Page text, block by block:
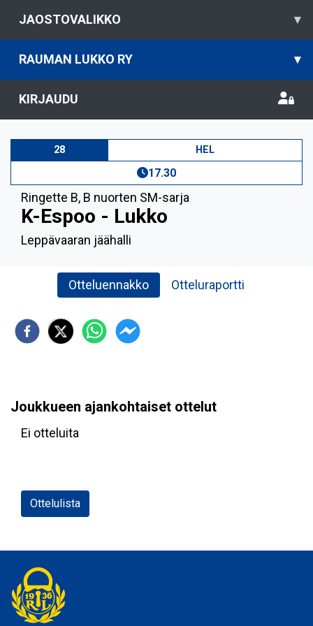
JAOSTOVALIKKO ▾
RAUMAN LUKKO RY ▾
KIRJAUDU
28 HEL
17.30
Ringette B, B nuorten SM-sarja
K-Espoo - Lukko
Leppävaaran jäähalli
Otteluennakko Otteluraportti
Joukkueen ajankohtaiset ottelut
Ei otteluita
Ottelulista